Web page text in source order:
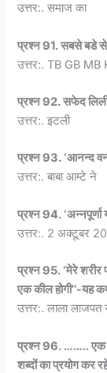
उत्तर:. समाज का
प्रश्न 91. सबसे बडे
उत्तर:. TB GB MB
प्रश्न 92. सफेद लिली
उत्तर:. इटली
प्रश्न 93. ‘आनन्द
उत्तर:. बाबा आम्टे ने
प्रश्न 94. ‘अन्नपूर्णा
उत्तर:. 2 अक्टूबर
प्रश्न 95. ‘मेरे शरीर
एक कील होगी’’-यह
उत्तर:. लाला लाजपत
प्रश्न 96. …….. एक
शब्दों का प्रयोग कर